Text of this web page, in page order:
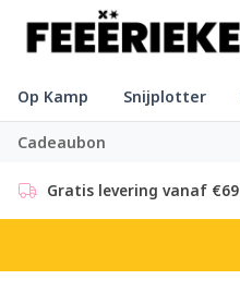
Op Kamp Snijplotter
Cadeaubon
Gratis levering vanaf €69